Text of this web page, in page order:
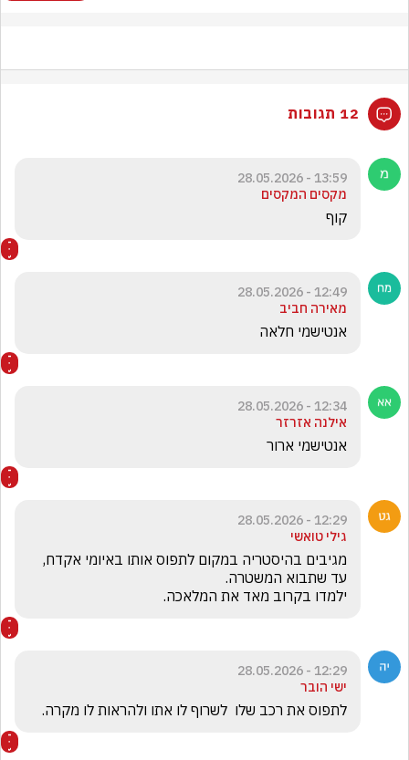
12 תגובות
13:59 - 28.05.2026
מקסים המקסים
קוף
12:49 - 28.05.2026
מאירה חביב
אנטישמי חלאה
12:34 - 28.05.2026
אילנה אזרזר
אנטישמי ארור
12:29 - 28.05.2026
גילי טואשי
ילמדו בקרוב מאד את המלאכה.
12:29 - 28.05.2026
ישי הובר
לתפוס את רכב שלו  לשרוף לו אתו ולהראות לו מקרה.